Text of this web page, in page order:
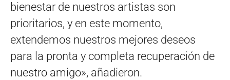
bienestar de nuestros artistas son
prioritarios, y en este momento,
extendemos nuestros mejores deseos
para la pronta y completa recuperación de
nuestro amigo», añadieron.